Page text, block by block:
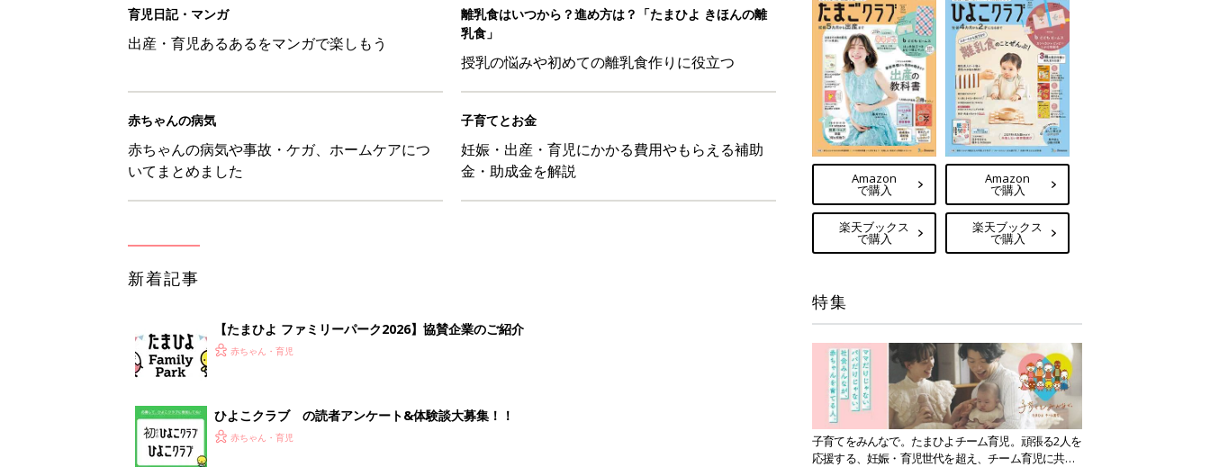
【たまひよ ファミリーパーク2026】協賛企業のご紹介
赤ちゃん・育児
ひよこクラブ の読者アンケート&体験談大募集！！
赤ちゃん・育児
10月18日(日)のタイムスケジュール【たまひよ ファミリーパーク2026】
1 2 3 4 5
Amazon
で購入
楽天ブックス
で購入
Amazon
で購入
楽天ブックス
で購入
特集
子育てをみんなで。たまひよチーム育児。頑張る2人を
応援する、妊娠・育児世代を超え、チーム育児に共感